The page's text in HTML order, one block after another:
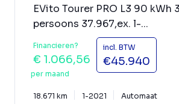
EVito Tourer PRO L3 90 kWh
persoons 37.967,ex. l-...
Financieren?
€ 1.066,56
per maand
incl. BTW
€45.940
18.671 km 1-2021 Automaat